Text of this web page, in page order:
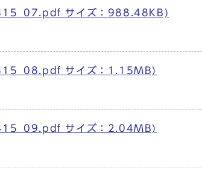
サイズ：988.48KB)
サイズ：1.15MB)
サイズ：2.04MB)